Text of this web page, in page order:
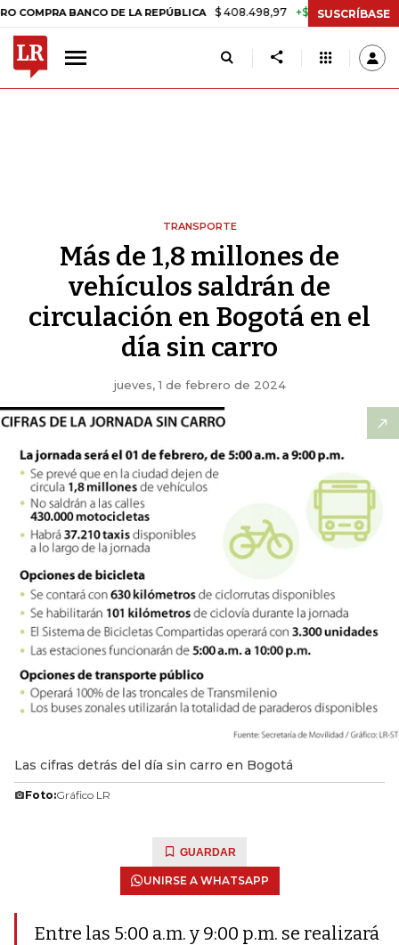
BANCO DE LA REPÚBLICA $ 408.498,97 +$ 8.753,81 +2,19%
SUSCRÍBASE
TRANSPORTE
Más de 1,8 millones de
vehículos saldrán de
circulación en Bogotá en el
día sin carro
jueves, 1 de febrero de 2024
Las cifras detrás del día sin carro en Bogotá
Foto:Gráfico LR
GUARDAR
UNIRSE A WHATSAPP
Entre las 5:00 a.m. y 9:00 p.m. se realizará